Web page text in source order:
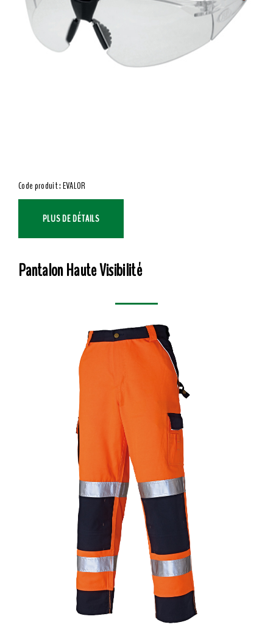
Code produit : EVALOR
PLUS DE DÉTAILS
Pantalon Haute Visibilité